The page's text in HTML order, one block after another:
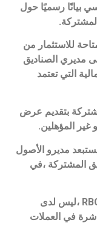
بيانًا رسميًا حول
للاستثمار من
مديري الصناديق
التي تعتمد
بتقديم عرض
غير المؤهلين.
مديرو الأصول
المشتركة ،في
وفقًا لتقرير صادر عن وكالة أنباء محلية ،RBC ،ليس لدى
في العملات